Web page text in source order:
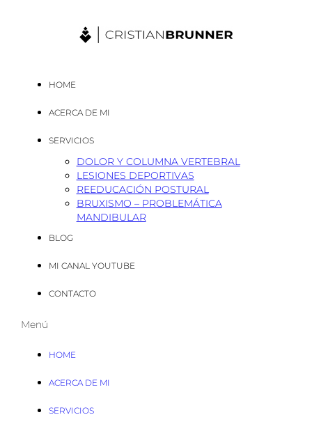
HOME
ACERCA DE MI
SERVICIOS
DOLOR Y COLUMNA VERTEBRAL
LESIONES DEPORTIVAS
REEDUCACIÓN POSTURAL
BRUXISMO – PROBLEMÁTICA
MANDIBULAR
BLOG
MI CANAL YOUTUBE
CONTACTO
Menú
HOME
ACERCA DE MI
SERVICIOS